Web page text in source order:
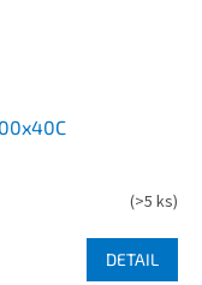
(>5 ks)
DETAIL